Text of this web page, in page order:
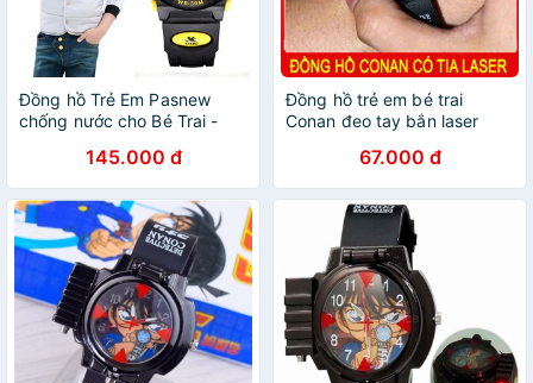
Đồng hồ Trẻ Em Pasnew
chống nước cho Bé Trai -
145.000 đ
Đồng hồ trẻ em bé trai
Conan đeo tay bắn laser
67.000 đ